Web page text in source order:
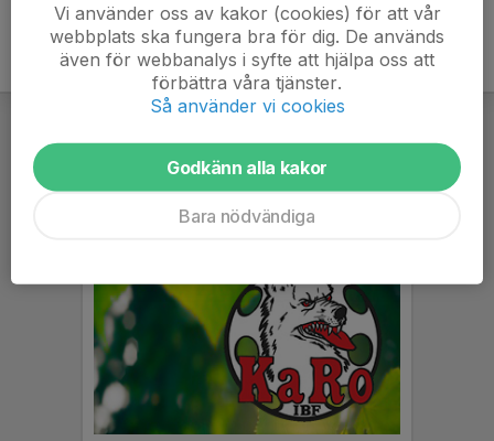
Vi använder oss av kakor (cookies) för att vår
webbplats ska fungera bra för dig. De används
även för webbanalys i syfte att hjälpa oss att
förbättra våra tjänster.
Så använder vi cookies
Godkänn alla kakor
Bara nödvändiga